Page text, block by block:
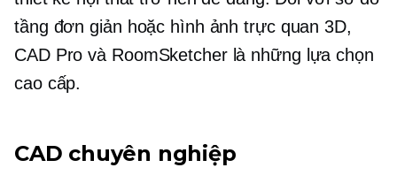
tầng đơn giản hoặc hình ảnh trực quan 3D,
CAD Pro và RoomSketcher là những lựa chọn
cao cấp.
CAD chuyên nghiệp